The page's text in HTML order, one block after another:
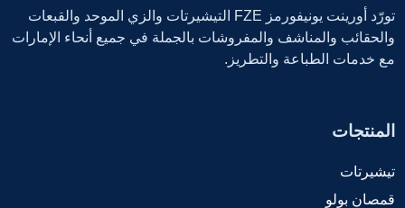
تورّد أورينت يونيفورمز FZE التيشيرتات والزي الموحد والقبعات
والحقائب والمناشف والمفروشات بالجملة في جميع أنحاء الإمارات
مع خدمات الطباعة والتطريز.
المنتجات
تيشيرتات
قمصان بولو